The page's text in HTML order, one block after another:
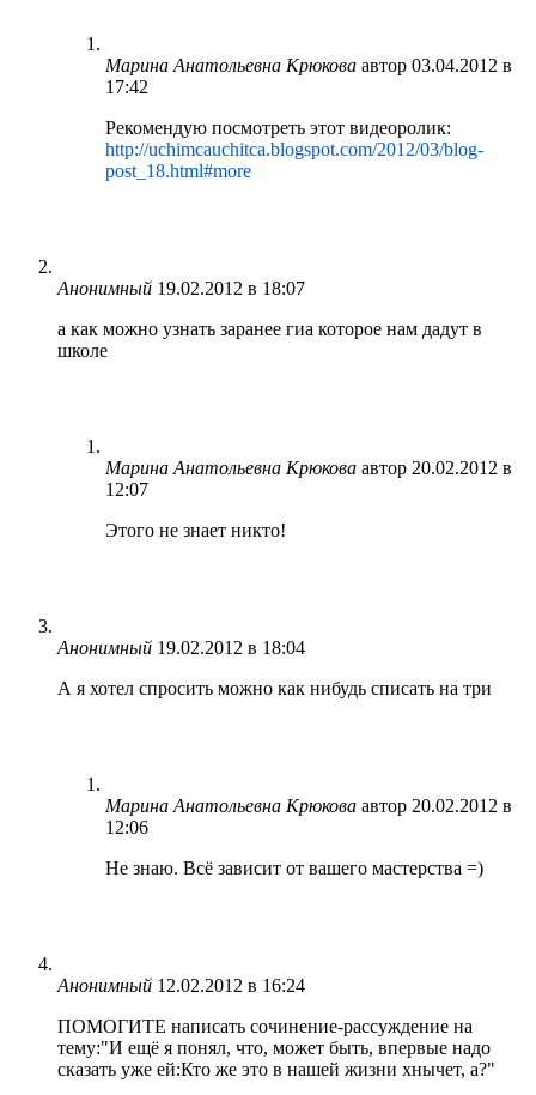
Марина Анатольевна Крюкова автор 03.04.2012 в
17:42
Рекомендую посмотреть этот видеоролик:
http://uchimcauchitca.blogspot.com/2012/03/blog-
post_18.html#more
Анонимный 19.02.2012 в 18:07
а как можно узнать заранее гиа которое нам дадут в
школе
Марина Анатольевна Крюкова автор 20.02.2012 в
12:07
Этого не знает никто!
Анонимный 19.02.2012 в 18:04
А я хотел спросить можно как нибудь списать на три
Марина Анатольевна Крюкова автор 20.02.2012 в
12:06
Не знаю. Всё зависит от вашего мастерства =)
Анонимный 12.02.2012 в 16:24
ПОМОГИТЕ написать сочинение-рассуждение на
тему:"И ещё я понял, что, может быть, впервые надо
сказать уже ей:Кто же это в нашей жизни хнычет, а?"